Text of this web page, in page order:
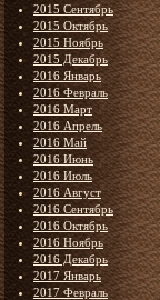
2015 Сентябрь
2015 Октябрь
2015 Ноябрь
2015 Декабрь
2016 Январь
2016 Февраль
2016 Март
2016 Апрель
2016 Май
2016 Июнь
2016 Июль
2016 Август
2016 Сентябрь
2016 Октябрь
2016 Ноябрь
2016 Декабрь
2017 Январь
2017 Февраль